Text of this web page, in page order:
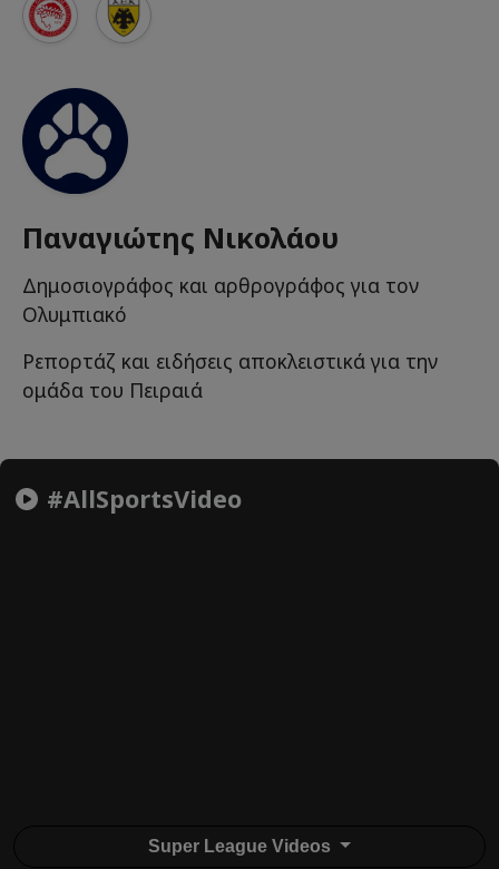
Παναγιώτης Νικολάου
Δημοσιογράφος και αρθρογράφος για τον
Ολυμπιακό
Ρεπορτάζ και ειδήσεις αποκλειστικά για την
ομάδα του Πειραιά
#AllSportsVideo
Super League Videos